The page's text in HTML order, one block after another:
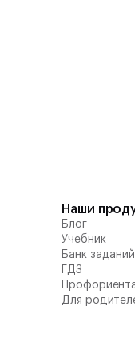
Наши
Блог
Учебник
Банк заданий
ГДЗ
Для